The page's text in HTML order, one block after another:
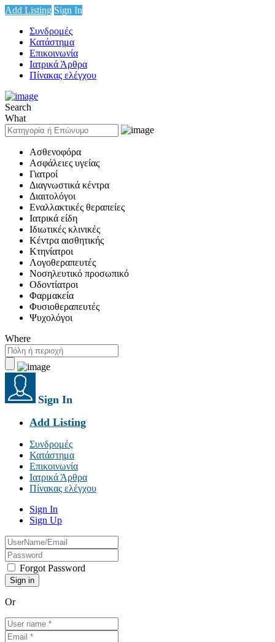
Add Listing Sign In
Συνδρομές
Κατάστημα
Επικοινωνία
Ιατρικά Άρθρα
Πίνακας ελέγχου
Search
What
Ασθενοφόρα
Ασφάλειες υγείας
Γιατροί
Διαγνωστικά κέντρα
Διαιτολόγοι
Εναλλακτικές θεραπείες
Ιατρικά είδη
Ιδιωτικές κλινικές
Κέντρα αισθητικής
Κτηνίατροι
Λογοθεραπευτές
Νοσηλευτικό προσωπικό
Οδοντίατροι
Φαρμακεία
Φυσιοθεραπευτές
Ψυχολόγοι
Where
Sign In
Add Listing
Συνδρομές
Κατάστημα
Επικοινωνία
Ιατρικά Άρθρα
Πίνακας ελέγχου
Sign In
Sign Up
Forgot Password
Or